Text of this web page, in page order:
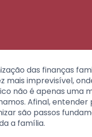
das finanças
mais imprevisível,
não é apenas uma
Afinal,
são passos
a família.